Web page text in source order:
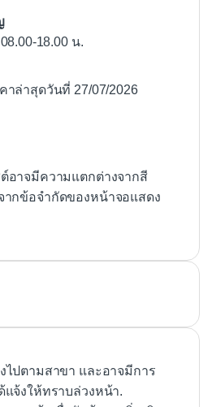
18.00 น.
ล่าสุดวันที่ 27/07/2026
อาจมีความแตกต่างจากสี
ากข้อจำกัดของหน้าจอแสดง
ไปตามสาขา และอาจมีการ
แจ้งให้ทราบล่วงหน้า.